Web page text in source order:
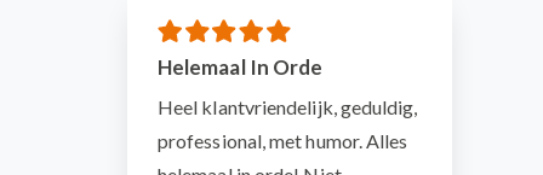
Helemaal In Orde
Heel klantvriendelijk, geduldig,
professional, met humor. Alles